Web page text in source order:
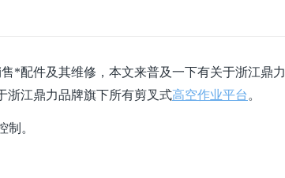
*配件及其维修，本文来普及一下有关于浙江鼎力
浙江鼎力品牌旗下所有剪叉式高空作业平台 。
制。